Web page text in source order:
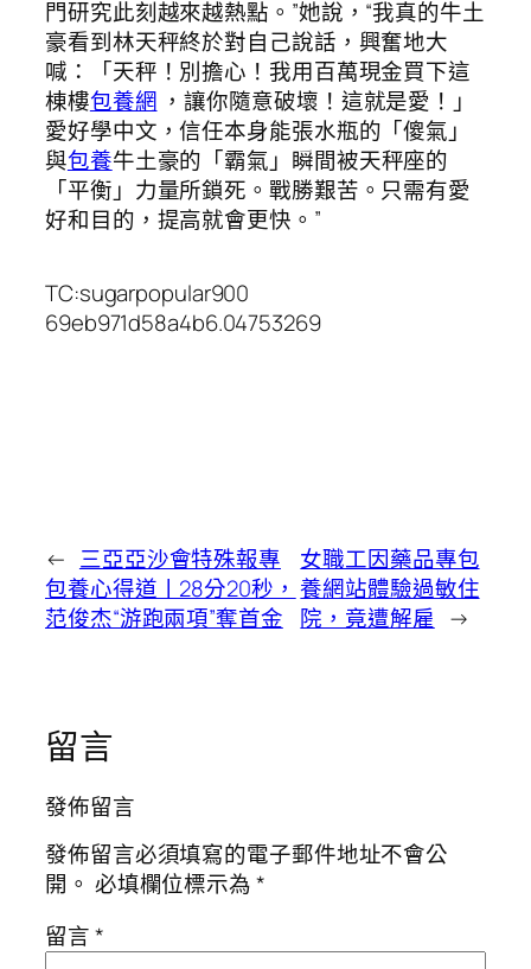
門研究此刻越來越熱點。”她說，“我真的牛土
豪看到林天秤終於對自己說話，興奮地大
喊：「天秤！別擔心！我用百萬現金買下這
棟樓包養網 ，讓你隨意破壞！這就是愛！」
愛好學中文，信任本身能張水瓶的「傻氣」
與包養牛土豪的「霸氣」瞬間被天秤座的
「平衡」力量所鎖死。戰勝艱苦。只需有愛
好和目的，提高就會更快。”
TC:sugarpopular900
69eb971d58a4b6.04753269
← 三亞亞沙會特殊報專
包養心得道丨28分20秒，
范俊杰“游跑兩項”奪首金
女職工因藥品專包
養網站體驗過敏住
院，竟遭解雇 →
留言
發佈留言
發佈留言必須填寫的電子郵件地址不會公
開。 必填欄位標示為*
留言*